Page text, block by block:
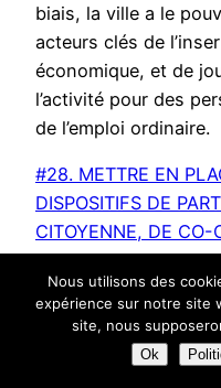
biais, la ville a le
acteurs clés de
économique, et de
l’activité pour des
de l’emploi ordinaire.
#28. METTRE EN
DISPOSITIFS DE
CITOYENNE, DE CO-
COMMUNE ET DE
La transition
indispensable de la
écologique et sociale
Nous utilisons des
expérience sur notre site
site, nous
Ok